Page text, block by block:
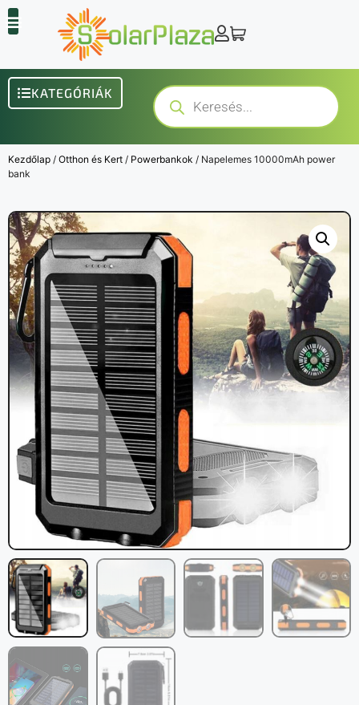
KATEGÓRIÁK
Kezdőlap / Otthon és Kert / Powerbankok / Napelemes 10000mAh power
bank